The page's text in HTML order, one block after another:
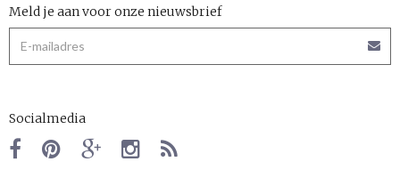
Meld je aan voor onze nieuwsbrief
Socialmedia